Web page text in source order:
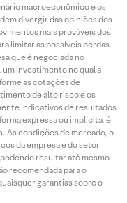
macroeconômico e os
divergir das opiniões dos
mais prováveis dos
limitar as possíveis perdas.
que é negociada no
um investimento no qual a
as cotações de
de alto risco e os
indicativos de resultados
expressa ou implícita, é
As condições de mercado, o
da empresa e do setor
resultar até mesmo
recomendada para o
garantias sobre o